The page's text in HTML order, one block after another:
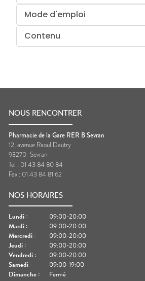
Mode d'emploi
Contenu
NOUS RENCONTRER
Pharmacie de la Gare RER B Sevran
12, avenue Raoul Dautry
93270 Sevran
Tel : 01 43 84 80 84
Fax : 01 43 84 81 62
NOS HORAIRES
Lundi :
09:00-20:00
Mardi :
09:00-20:00
Mercredi :
09:00-20:00
Jeudi :
09:00-20:00
Vendredi :
09:00-20:00
Samedi :
09:00-19:00
Dimanche : Fermé